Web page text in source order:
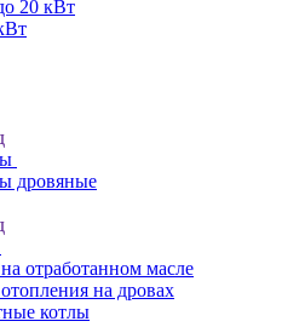
20 кВт
дровяные
отработанном масле
на дровах
котлы